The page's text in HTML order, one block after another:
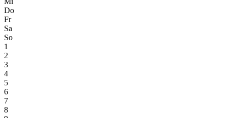
Do
Fr
Sa
So
1
2
3
4
5
6
7
8